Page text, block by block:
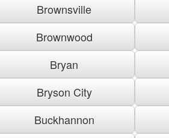
Brownsville
Brownwood
Bryan
Bryson City
Buckhannon